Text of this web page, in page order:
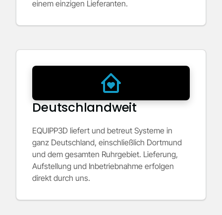
einem einzigen Lieferanten.
Deutschlandweit
EQUIPP3D liefert und betreut Systeme in
ganz Deutschland, einschließlich Dortmund
und dem gesamten Ruhrgebiet. Lieferung,
Aufstellung und Inbetriebnahme erfolgen
direkt durch uns.